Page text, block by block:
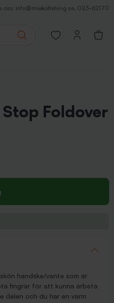
oss: info@miekofishing.se, 023-62170
Search
Open favorites
Foldover
handske/vante som är
fingrar för att kunna arbeta
och du har en varm